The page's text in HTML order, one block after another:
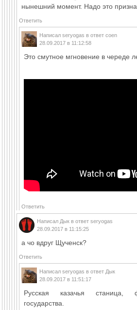
нынешний момент. Надо это
Ответить
Написал seryogas в ответ coen
28.09.2017 в 11:12:58
Это смутное мгновение в череде
Ответить
Написал Дык в ответ seryogas
28.09.2017 в 11:15:25
а чо вдруг Щученск?
Ответить
Написал seryogas в ответ Дык
28.09.2017 в 11:51:17
Русская казачья станица,
государства.